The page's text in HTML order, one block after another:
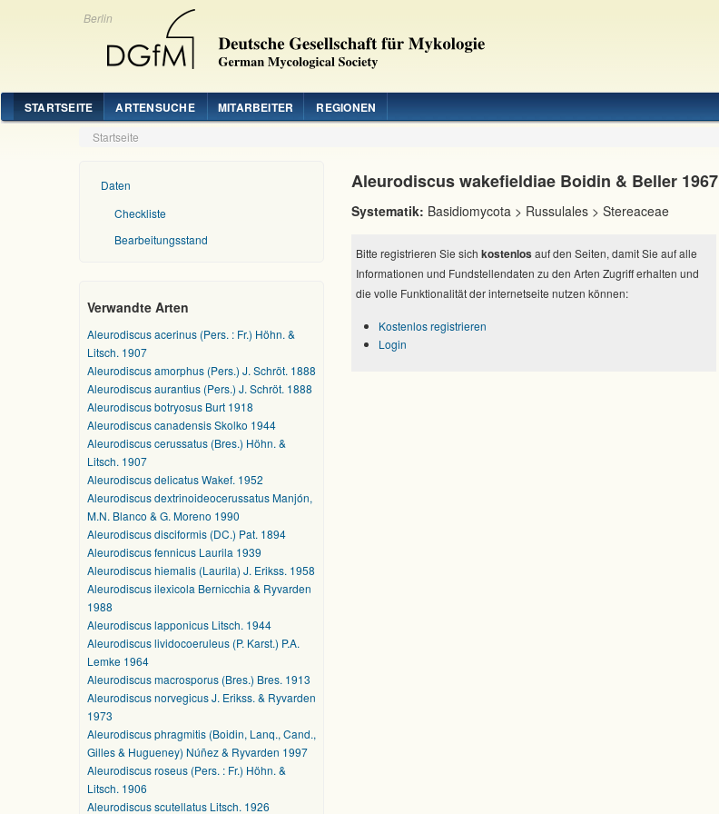
Berlin
STARTSEITE ARTENSUCHE MITARBEITER REGIONEN
Startseite
Daten
Checkliste
Bearbeitungsstand
Verwandte Arten
Aleurodiscus acerinus (Pers. : Fr.) Höhn. &
Litsch. 1907
Aleurodiscus amorphus (Pers.) J. Schröt. 1888
Aleurodiscus aurantius (Pers.) J. Schröt. 1888
Aleurodiscus botryosus Burt 1918
Aleurodiscus canadensis Skolko 1944
Aleurodiscus cerussatus (Bres.) Höhn. &
Litsch. 1907
Aleurodiscus delicatus Wakef. 1952
Aleurodiscus dextrinoideocerussatus Manjón,
M.N. Blanco & G. Moreno 1990
Aleurodiscus disciformis (DC.) Pat. 1894
Aleurodiscus fennicus Laurila 1939
Aleurodiscus hiemalis (Laurila) J. Erikss. 1958
Aleurodiscus ilexicola Bernicchia & Ryvarden
1988
Aleurodiscus lapponicus Litsch. 1944
Aleurodiscus lividocoeruleus (P. Karst.) P.A.
Lemke 1964
Aleurodiscus macrosporus (Bres.) Bres. 1913
Aleurodiscus norvegicus J. Erikss. & Ryvarden
1973
Aleurodiscus phragmitis (Boidin, Lanq., Cand.,
Gilles & Hugueney) Núñez & Ryvarden 1997
Aleurodiscus roseus (Pers. : Fr.) Höhn. &
Litsch. 1906
Aleurodiscus scutellatus Litsch. 1926
Aleurodiscus wakefieldiae Boidin & Beller 1967
Systematik: Basidiomycota > Russulales > Stereaceae
Bitte registrieren Sie sich kostenlos auf den Seiten, damit Sie auf alle
Informationen und Fundstellendaten zu den Arten Zugriff erhalten und
die volle Funktionalität der internetseite nutzen können:
Kostenlos registrieren
Login